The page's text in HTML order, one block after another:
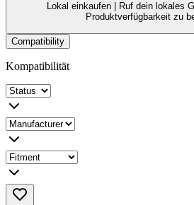
Lokal einkaufen |
Ruf dein lokales
Produktverfügbarkeit zu
Compatibility
Kompatibilität